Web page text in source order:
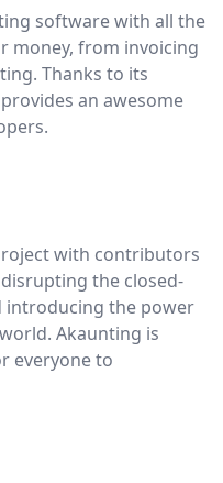
software with all the
money, from invoicing
Thanks to its
an awesome
with contributors
the closed-
introducing the power
Akaunting is
everyone to